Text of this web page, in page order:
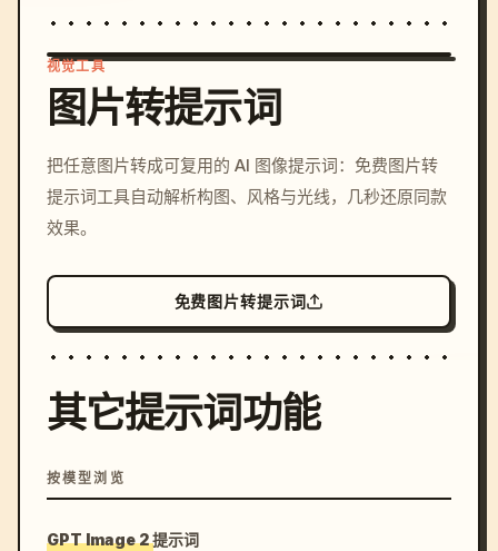
c, cyberpunk sunset, neon
colors, 8k --v 6.0
视觉工具
图片转提示词
把任意图片转成可复用的 AI 图像提示词：免费图片转
提示词工具自动解析构图、风格与光线，几秒还原同款
效果。
免费图片转提示词
其它提示词功能
按模型浏览
GPT Image 2 提示词